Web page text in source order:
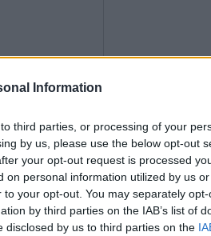
Information
third parties, or processing of your
by us, please use the below opt-out
your opt-out request is processed
on personal information utilized by us
your opt-out. You may separately
by third parties on the IAB’s list of
disclosed by us to third parties on the
Les brûlures
et la guérison
nombreuses